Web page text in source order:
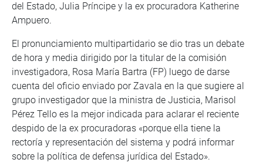
del Estado, Julia Príncipe y la ex procuradora Katherine
Ampuero.
El pronunciamiento multipartidario se dio tras un debate
de hora y media dirigido por la titular de la comisión
investigadora, Rosa María Bartra (FP) luego de darse
cuenta del oficio enviado por Zavala en la que sugiere al
grupo investigador que la ministra de Justicia, Marisol
Pérez Tello es la mejor indicada para aclarar el reciente
despido de la ex procuradoras «porque ella tiene la
rectoría y representación del sistema y podrá informar
sobre la política de defensa jurídica del Estado».